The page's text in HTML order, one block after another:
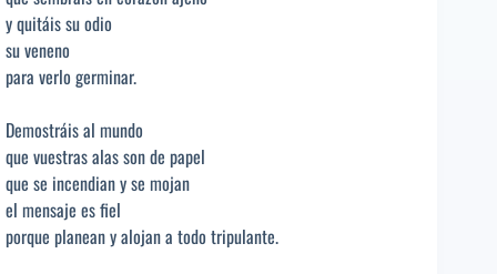
y quitáis su odio
su veneno
para verlo germinar.
Demostráis al mundo
que vuestras alas son de papel
que se incendian y se mojan
el mensaje es fiel
porque planean y alojan a todo tripulante.